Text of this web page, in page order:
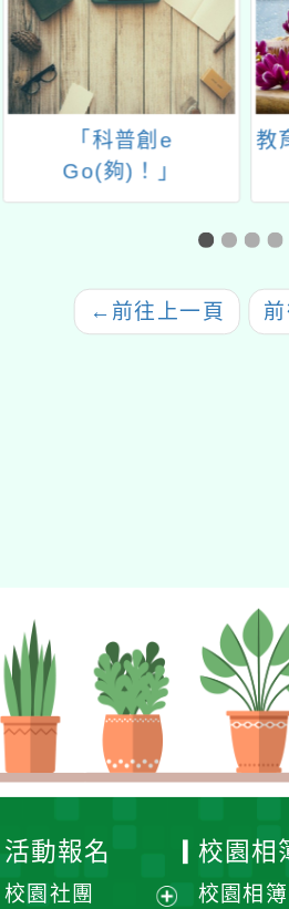
教育部因材網相關資源
使用資訊
職
← 前往上一頁
活動報名
校園社團
校園相
校園相簿